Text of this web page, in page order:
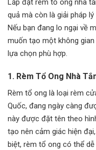
Lắp đặt rèm tổ ong nhà
quả mà còn là giải pháp
Nếu bạn đang lo ngại về
muốn tạo một không
lựa chọn phù hợp.
1. Rèm Tổ Ong Nhà
Rèm tổ ong là loại rèm
Quốc, đang ngày càng
này được đặt tên theo
tạo nên cảm giác hiện
biệt, rèm tổ ong có thể